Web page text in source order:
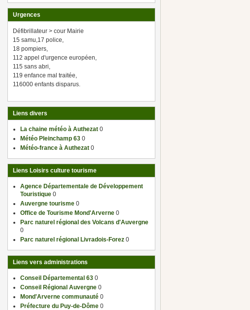
Urgences
Défibrillateur > cour Mairie
15 samu,17 police,
18 pompiers,
112 appel d'urgence européen,
115 sans abri,
119 enfance mal traitée,
116000 enfants disparus.
Liens divers
La chaine météo à Authezat 0
Météo Pleinchamp 63 0
Météo-france à Authezat 0
Liens Loisirs culture tourisme
Agence Départementale de Développement
Touristique 0
Auvergne tourisme 0
Office de Tourisme Mond'Arverne 0
Parc naturel régional des Volcans d'Auvergne
0
Parc naturel régional Livradois-Forez 0
Liens vers administrations
Conseil Départemental 63 0
Conseil Régional Auvergne 0
Mond'Arverne communauté 0
Préfecture du Puy-de-Dôme 0